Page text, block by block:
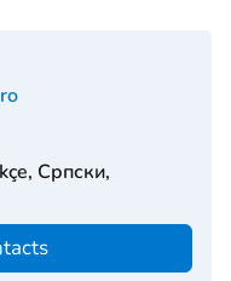
Српски,